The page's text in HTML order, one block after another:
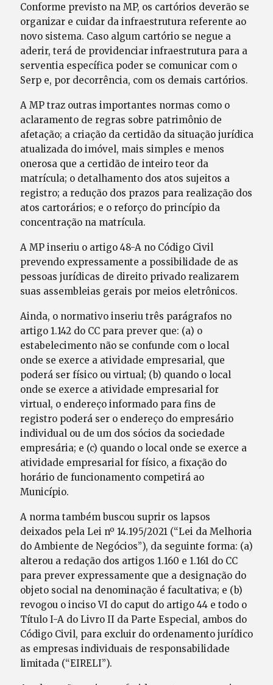
Conforme previsto na MP, os cartórios deverão se
organizar e cuidar da infraestrutura referente ao
novo sistema. Caso algum cartório se negue a
aderir, terá de providenciar infraestrutura para a
serventia específica poder se comunicar com o
Serp e, por decorrência, com os demais cartórios.
A MP traz outras importantes normas como o
aclaramento de regras sobre patrimônio de
afetação; a criação da certidão da situação jurídica
atualizada do imóvel, mais simples e menos
onerosa que a certidão de inteiro teor da
matrícula; o detalhamento dos atos sujeitos a
registro; a redução dos prazos para realização dos
atos cartorários; e o reforço do princípio da
concentração na matrícula.
A MP inseriu o artigo 48-A no Código Civil
prevendo expressamente a possibilidade de as
pessoas jurídicas de direito privado realizarem
suas assembleias gerais por meios eletrônicos.
Ainda, o normativo inseriu três parágrafos no
artigo 1.142 do CC para prever que: (a) o
estabelecimento não se confunde com o local
onde se exerce a atividade empresarial, que
poderá ser físico ou virtual; (b) quando o local
onde se exerce a atividade empresarial for
virtual, o endereço informado para fins de
registro poderá ser o endereço do empresário
individual ou de um dos sócios da sociedade
empresária; e (c) quando o local onde se exerce a
atividade empresarial for físico, a fixação do
horário de funcionamento competirá ao
Município.
A norma também buscou suprir os lapsos
deixados pela Lei nº 14.195/2021 (“Lei da Melhoria
do Ambiente de Negócios”), da seguinte forma: (a)
alterou a redação dos artigos 1.160 e 1.161 do CC
para prever expressamente que a designação do
objeto social na denominação é facultativa; e (b)
revogou o inciso VI do caput do artigo 44 e todo o
Título I-A do Livro II da Parte Especial, ambos do
Código Civil, para excluir do ordenamento jurídico
as empresas individuais de responsabilidade
limitada (“EIRELI”).